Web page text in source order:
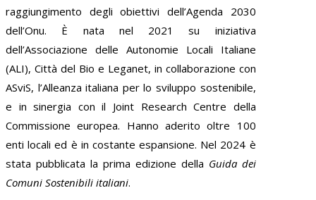
raggiungimento degli obiettivi dell’Agenda 2030
dell’Onu. È nata nel 2021 su iniziativa
dell’Associazione delle Autonomie Locali Italiane
(ALI), Città del Bio e Leganet, in collaborazione con
ASviS, l’Alleanza italiana per lo sviluppo sostenibile,
e in sinergia con il Joint Research Centre della
Commissione europea. Hanno aderito oltre 100
enti locali ed è in costante espansione. Nel 2024 è
stata pubblicata la prima edizione della Guida dei
Comuni Sostenibili italiani.